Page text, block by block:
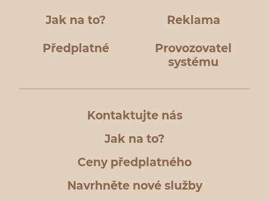
Jak na to? Reklama
Předplatné
Provozovatel
systému
Kontaktujte nás
Jak na to?
Ceny předplatného
Navrhněte nové služby